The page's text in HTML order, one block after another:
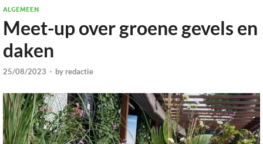
ALGEMEEN
Meet-up over groene gevels en
daken
25/08/2023 - by redactie